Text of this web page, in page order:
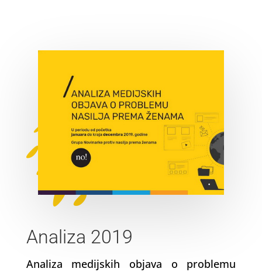
Analiza 2019
Analiza medijskih objava o problemu